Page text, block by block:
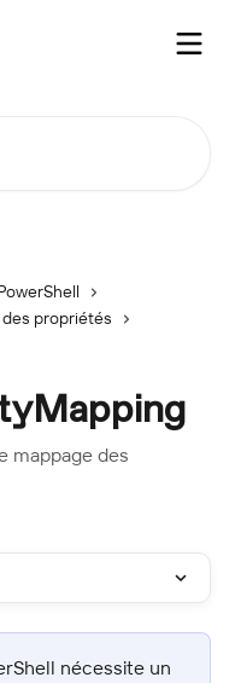
propriétés
mappage des
nécessite un